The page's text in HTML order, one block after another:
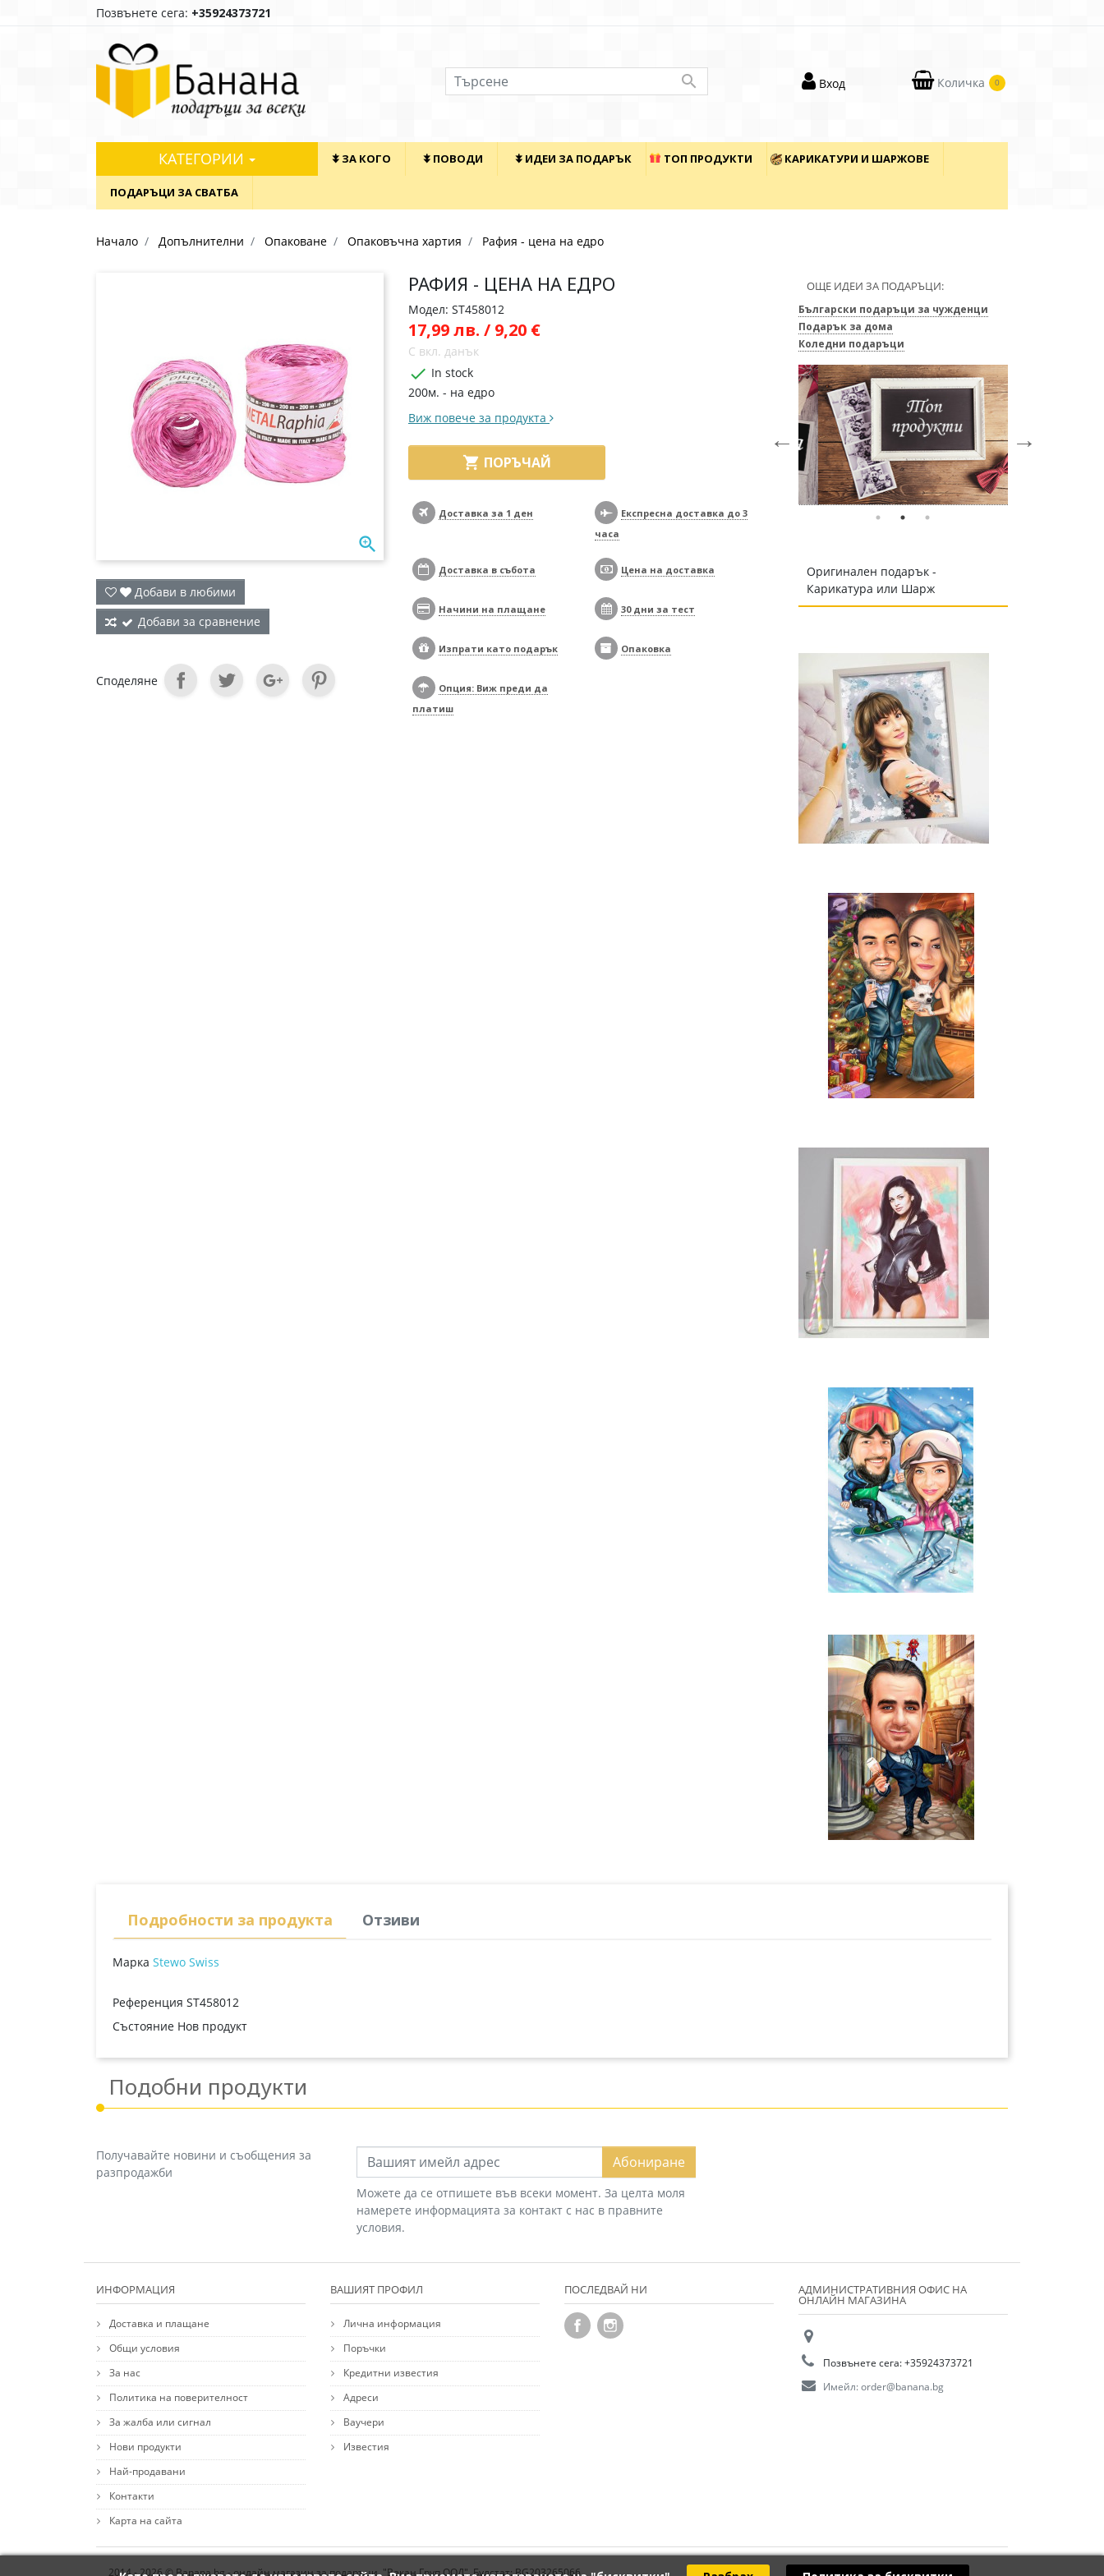
Позвънете сега: +35924373721
 Вход Количка 0
КАТЕГОРИИ ⯯ ЗА КОГО ⯯ ПОВОДИ ⯯ ИДЕИ ЗА ПОДАРЪК ТОП ПРОДУКТИ КАРИКАТУРИ И ШАРЖОВЕ
ПОДАРЪЦИ ЗА СВАТБА
Начало Допълнителни Опаковане Опаковъчна хартия Рафия - цена на едро

Добави в любими
Добави за сравнение
Споделяне
РАФИЯ - ЦЕНА НА ЕДРО
Модел: ST458012
17,99 лв. / 9,20 €
С вкл. данък
 In stock
200м. - на едро
Виж повече за продукта
 ПОРЪЧАЙ
Доставка за 1 ден
Експресна доставка до 3
часа
Доставка в събота Цена на доставка
Начини на плащане 30 дни за тест
Изпрати като подарък Опаковка
Опция: Виж преди да
платиш
ОЩЕ ИДЕИ ЗА ПОДАРЪЦИ:
Български подаръци за чужденци
Подарък за дома
Коледни подаръци
Оригинален подарък -
Карикатура или Шарж
Подробности за продукта Отзиви
Марка Stewo Swiss
Референция ST458012
Състояние Нов продукт
Подобни продукти
Получавайте новини и съобщения за
разпродажби
Абониране
Можете да се отпишете във всеки момент. За целта моля
намерете информацията за контакт с нас в правните
условия.
ИНФОРМАЦИЯ
Доставка и плащане
Общи условия
За нас
Политика на поверителност
За жалба или сигнал
Нови продукти
Най-продавани
Контакти
Карта на сайта
ВАШИЯТ ПРОФИЛ
Лична информация
Поръчки
Кредитни известия
Адреси
Ваучери
Известия
ПОСЛЕДВАЙ НИ АДМИНИСТРАТИВНИЯ ОФИС НА
ОНЛАЙН МАГАЗИНА
Позвънете сега:+35924373721
Имейл:order@banana.bg
2014 - 2026 © Banana.bg - онлайн магазин за подаръци. "Векан Груп ООД", Булстат: BG203265066